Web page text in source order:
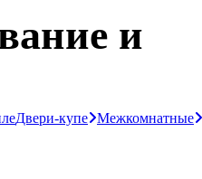
Двери-купе Межкомнатные
и